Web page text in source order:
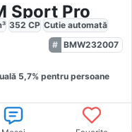
Sport Pro
352 CP Cutie automată
BMW232007
5,7% pentru persoane